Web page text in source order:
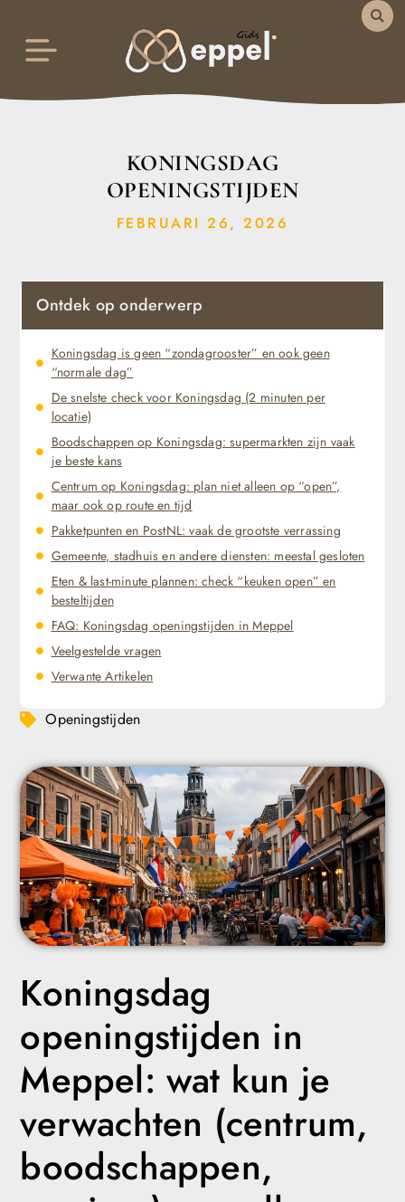
KONINGSDAG
OPENINGSTIJDEN
FEBRUARI 26, 2026
Koningsdag
openingstijden in
Meppel: wat kun je
verwachten (centrum,
boodschappen,
Ontdek op onderwerp
Koningsdag is geen “zondagrooster” en ook geen
“normale dag”
De snelste check voor Koningsdag (2 minuten per
locatie)
Boodschappen op Koningsdag: supermarkten zijn vaak
je beste kans
Centrum op Koningsdag: plan niet alleen op “open”,
maar ook op route en tijd
Pakketpunten en PostNL: vaak de grootste verrassing
Gemeente, stadhuis en andere diensten: meestal gesloten
Eten & last-minute plannen: check “keuken open” en
besteltijden
FAQ: Koningsdag openingstijden in Meppel
Veelgestelde vragen
Verwante Artikelen
Openingstijden